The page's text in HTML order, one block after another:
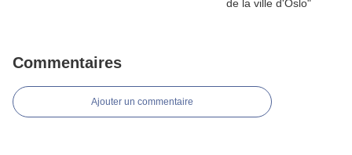
Commentaires
Ajouter un commentaire